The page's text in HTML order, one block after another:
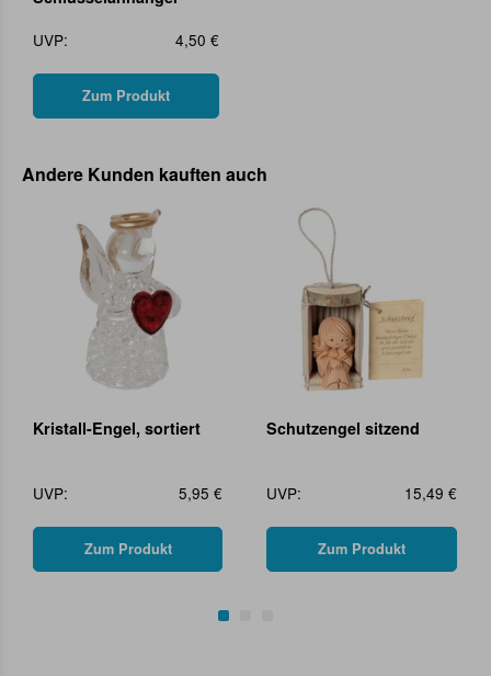
UVP:
4,50 €
Zum Produkt
Andere Kunden kauften auch
Kristall-Engel, sortiert
UVP: 5,95 €
Zum Produkt
Schutzengel sitzend
UVP: 15,49 €
Zum Produkt